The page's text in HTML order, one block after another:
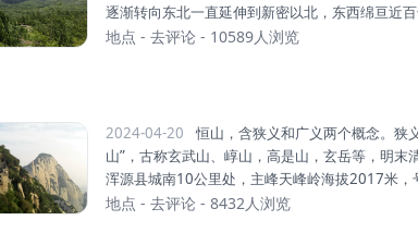
逐渐转向东北一直延伸到新密以北，东西绵亘近
依次有万安山、安坡山、马鞍山、五佛山、挡阳
地点 - 去评论 - 10589人浏览
2024-04-20
恒山，含狭义和广义两个概念。狭义的恒山，即所谓“北岳恒山”，亦名“太恒
山”，古称玄武山、崞山，高是山，玄岳等，明末
浑源县城南10公里处，主峰天峰岭海拔2017米，
或称恒山山脉，是山西省大同市东南部、河北省
地点 - 去评论 - 8432人浏览